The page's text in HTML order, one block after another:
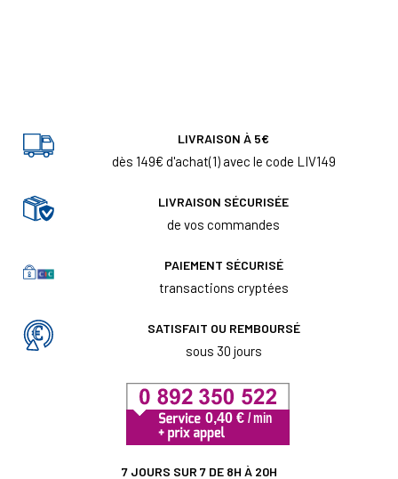
LIVRAISON À 5€
dès 149€ d'achat(1) avec le code LIV149
LIVRAISON SÉCURISÉE
de vos commandes
PAIEMENT SÉCURISÉ
transactions cryptées
SATISFAIT OU REMBOURSÉ
sous 30 jours
7 JOURS SUR 7 DE 8H À 20H